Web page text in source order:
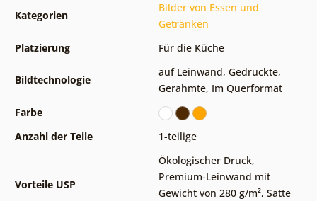
Kategorien
Bilder von Essen und
Getränken
Platzierung
Für die Küche
Bildtechnologie
auf Leinwand, Gedruckte,
Gerahmte, Im Querformat
Farbe
Anzahl der Teile
1-teilige
Vorteile USP
Ökologischer Druck,
Premium-Leinwand mit
Gewicht von 280 g/m², Satte